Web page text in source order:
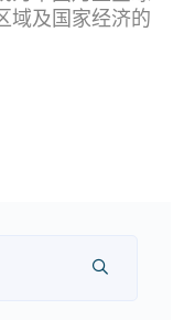
域及国家经济的